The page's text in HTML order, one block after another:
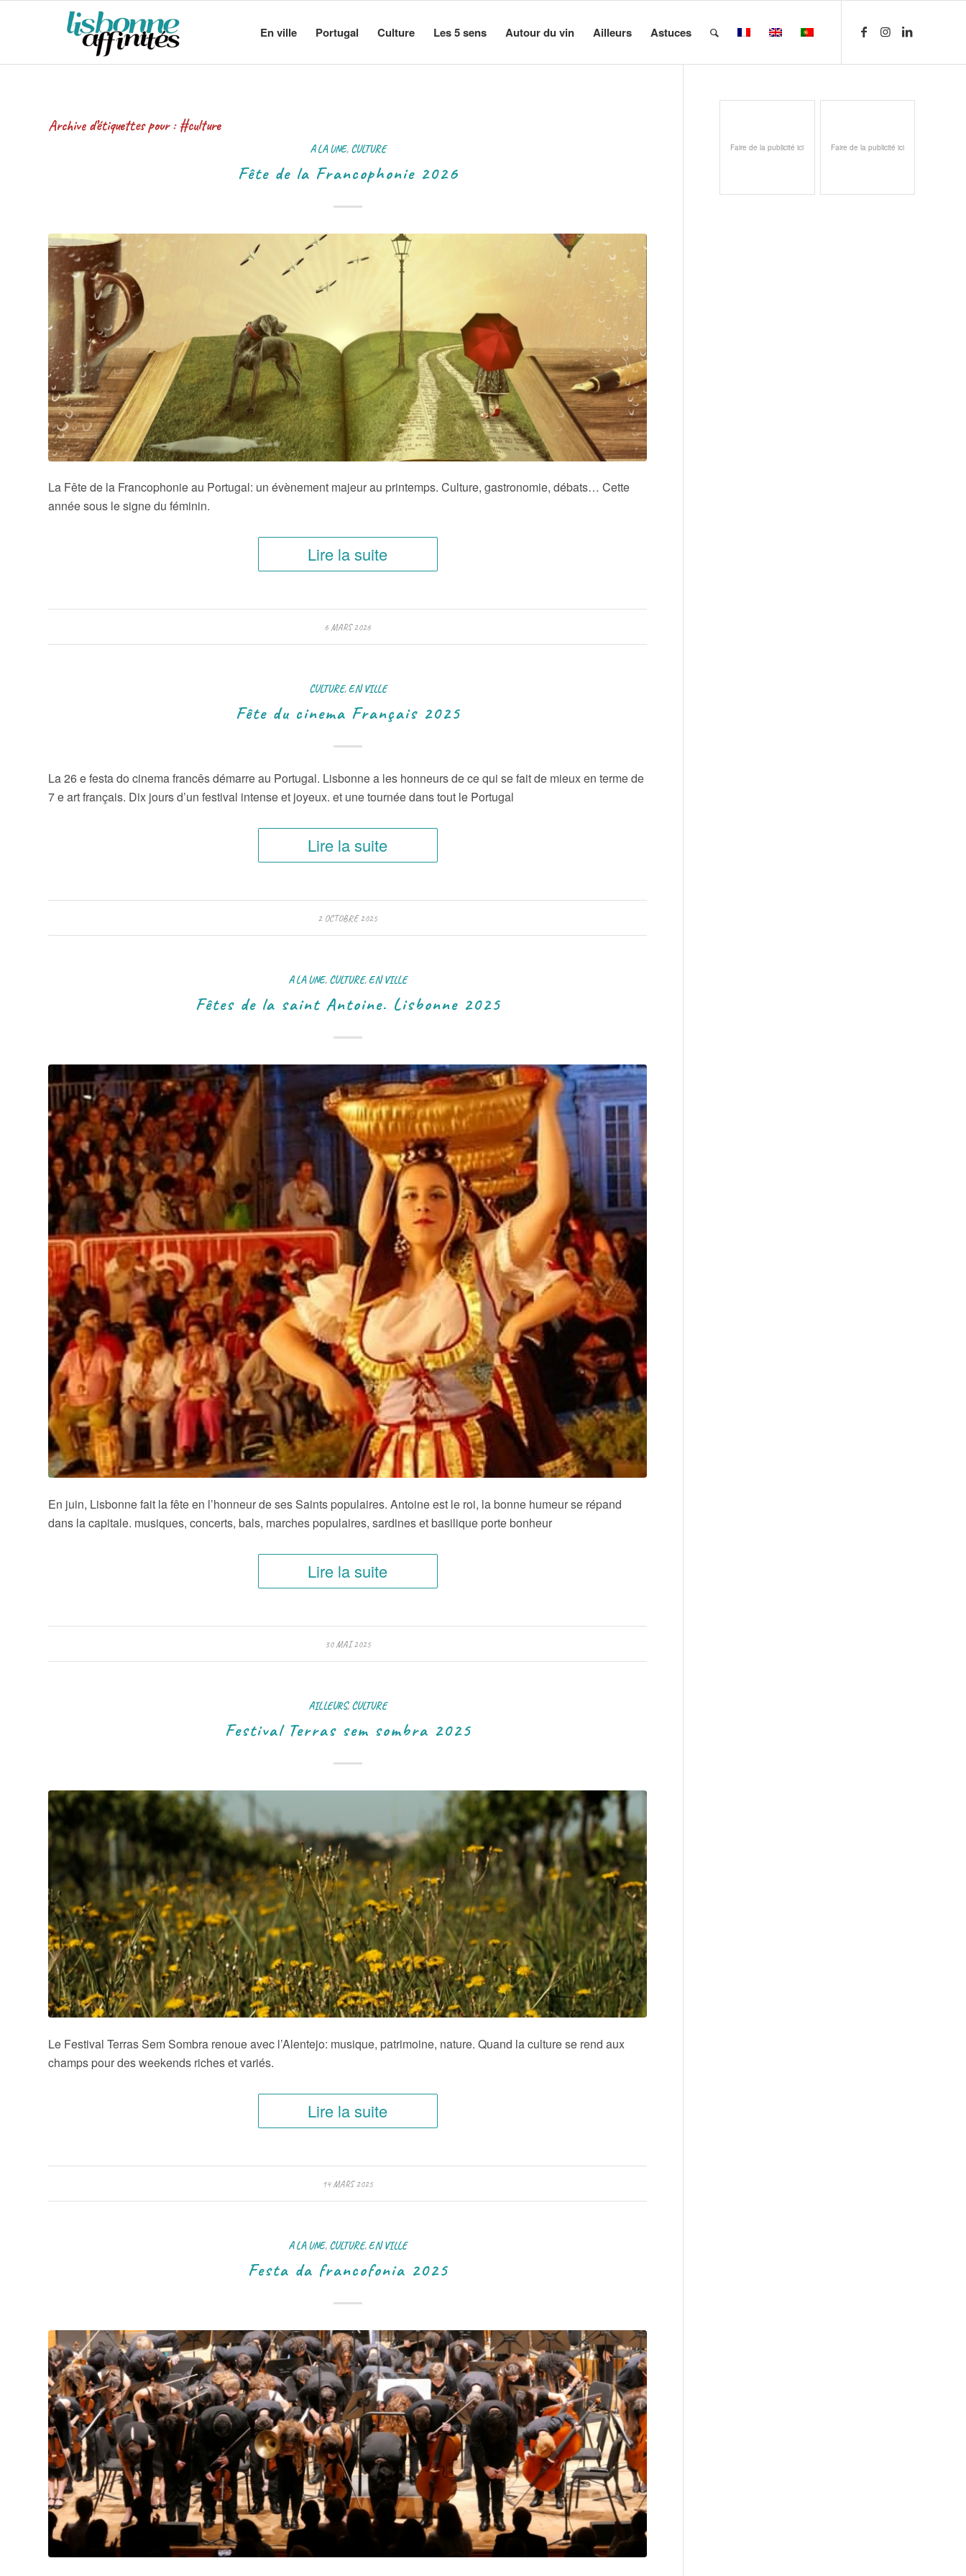
En ville Portugal Culture Les 5 sens Autour du vin Ailleurs Astuces
Archive d’étiquettes pour :#culture
A LA UNE, CULTURE
Fête de la Francophonie 2026
La Fête de la Francophonie au Portugal: un évènement majeur au printemps. Culture, gastronomie, débats… Cette
année sous le signe du féminin.
Lire la suite
6 MARS 2026
CULTURE,EN VILLE
Fête du cinema Français 2025
La 26 e festa do cinema francês démarre au Portugal. Lisbonne a les honneurs de ce qui se fait de mieux en terme de
7 e art français. Dix jours d’un festival intense et joyeux. et une tournée dans tout le Portugal
Lire la suite
2 OCTOBRE 2025
A LA UNE, CULTURE,EN VILLE
Fêtes de la saint Antoine. Lisbonne 2025
En juin, Lisbonne fait la fête en l’honneur de ses Saints populaires. Antoine est le roi, la bonne humeur se répand
dans la capitale. musiques, concerts, bals, marches populaires, sardines et basilique porte bonheur
Lire la suite
30 MAI 2025
AILLEURS, CULTURE
Festival Terras sem sombra 2025
Le Festival Terras Sem Sombra renoue avec l’Alentejo: musique, patrimoine, nature. Quand la culture se rend aux
champs pour des weekends riches et variés.
Lire la suite
14 MARS 2025
A LA UNE, CULTURE,EN VILLE
Festa da francofonia 2025
Faire de la publicité ici Faire de la publicité ici